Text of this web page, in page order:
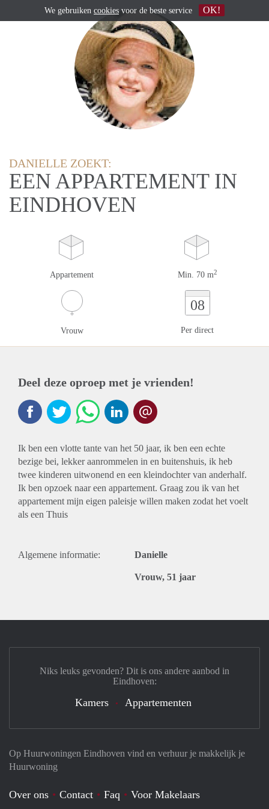
DANIELLE ZOEKT:
EEN APPARTEMENT IN
EINDHOVEN
Appartement Min. 70 m2
Vrouw
08
Per direct
Deel deze oproep met je vrienden!
Ik ben een vlotte tante van het 50 jaar, ik ben een echte
bezige bei, lekker aanrommelen in en buitenshuis, ik heb
twee kinderen uitwonend en een kleindochter van anderhalf.
Ik ben opzoek naar een appartement. Graag zou ik van het
appartement mijn eigen paleisje willen maken zodat het voelt
als een Thuis
Algemene informatie: Danielle
Vrouw, 51 jaar
Op Huurwoningen Eindhoven vind en verhuur je makkelijk je
Huurwoning
Over ons Contact Faq Voor Makelaars
Niks leuks gevonden? Dit is ons andere aanbod in
Eindhoven:
Kamers Appartementen
We gebruiken cookies voor de beste service OK!